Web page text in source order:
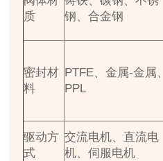
质
钢、合金钢
密封材
料
PTFE、金属-金属、
PPL
驱动方
式
交流电机、直流电
机、伺服电机